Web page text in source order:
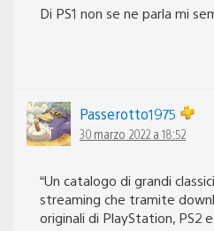
Di PS1 non se ne parla mi
Passerotto1975
30 marzo 2022 a 18:52
“Un catalogo di grandi
streaming che tramite
originali di PlayStation, PS2 e